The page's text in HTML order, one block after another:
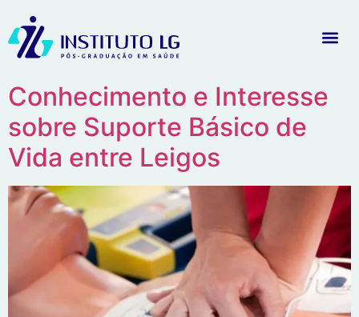
Conhecimento e Interesse
sobre Suporte Básico de
Vida entre Leigos